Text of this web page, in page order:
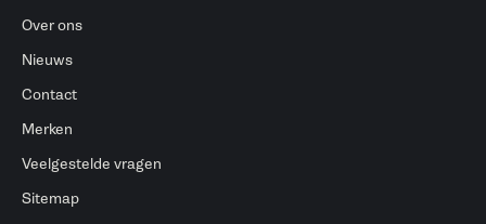
Over ons
Nieuws
Contact
Merken
Veelgestelde vragen
Sitemap